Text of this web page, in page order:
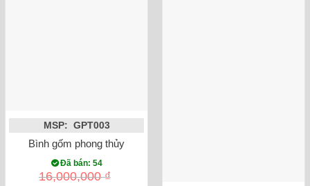
MSP: GPT003
Bình gốm phong thủy tỏi công đào đắp nổi men rạn dát vàng
Đã bán: 54
16,000,000₫